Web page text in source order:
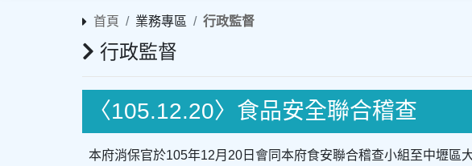
首頁 業務專區 行政監督
行政監督
〈105.12.20〉食品安全聯合稽查
本府消保官於105年12月20日會同本府食安聯合稽查小組至中壢